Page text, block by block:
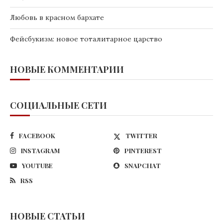
Любовь в красном бархате
Фейсбукизм: новое тоталитарное царство
НОВЫЕ КОММЕНТАРИИ
СОЦИАЛЬНЫЕ СЕТИ
FACEBOOK
TWITTER
INSTAGRAM
PINTEREST
YOUTUBE
SNAPCHAT
RSS
НОВЫЕ СТАТЬИ